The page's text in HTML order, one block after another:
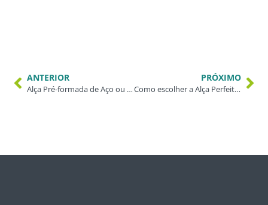
ANTERIOR
Alça Pré-formada de Aço ou Alumínio, qual delas devo utilizar?
PRÓXIMO
Como escolher a Alça Perfeita para seu Projeto de Telecom?